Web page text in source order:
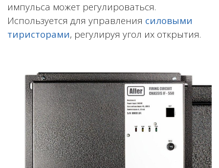
импульса может регулироваться.
Используется для управления силовыми
тиристорами, регулируя угол их открытия.